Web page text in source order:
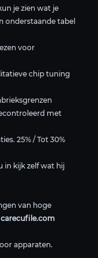
je zien wat je
onderstaande tabel
voor
chip tuning
met
25% / Tot 30%
in kijk zelf wat hij
van hoge
carecufile.com
apparaten.